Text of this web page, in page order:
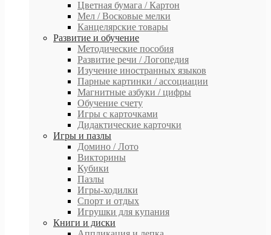
Цветная бумага / Картон
Мел / Восковые мелки
Канцелярские товары
Развитие и обучение
Методические пособия
Развитие речи / Логопедия
Изучение иностранных языков
Парные картинки / ассоциации
Магнитные азбуки / цифры
Обучение счету
Игры с карточками
Дидактические карточки
Игры и пазлы
Домино / Лото
Викторины
Кубики
Пазлы
Игры-ходилки
Спорт и отдых
Игрушки для купания
Книги и диски